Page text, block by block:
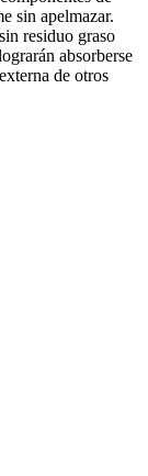
sin apelmazar.
residuo graso
absorberse
de otros